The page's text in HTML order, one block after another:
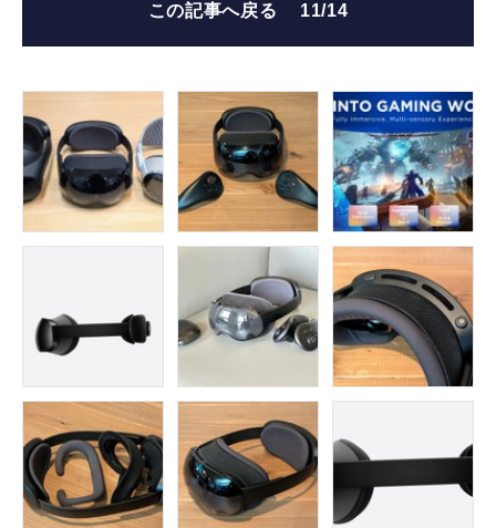
この記事へ戻る 11/14